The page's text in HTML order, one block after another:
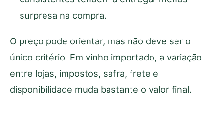
surpresa na compra.
O preço pode orientar, mas não deve ser o
único critério. Em vinho importado, a variação
entre lojas, impostos, safra, frete e
disponibilidade muda bastante o valor final.